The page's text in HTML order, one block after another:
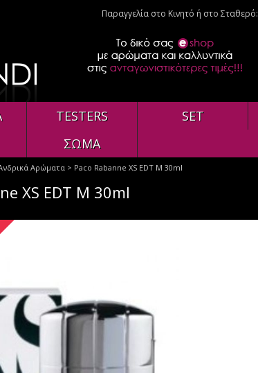
Παραγγελία στο Κινητό ή στο Σταθερό:
TESTERS SET
ΣΩΜΑ
Αρώματα > Paco Rabanne XS EDT M 30ml
XS EDT M 30ml